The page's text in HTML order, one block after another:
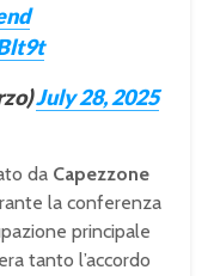
July 28, 2025
da Capezzone
la conferenza
principale
tanto l’accordo